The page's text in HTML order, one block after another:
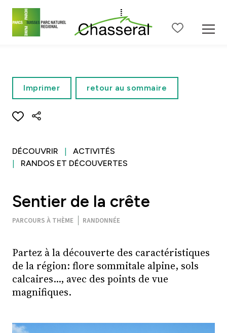
Contenu de la page
DÉCOUVRIR
ACTIVITÉS
RANDOS ET DÉCOUVERTES
Imprimer retour au sommaire
Sentier de la crête
PARCOURS À THÈME RANDONNÉE
Partez à la découverte des caractéristiques
de la région: flore sommitale alpine, sols
calcaires..., avec des points de vue
magnifiques.